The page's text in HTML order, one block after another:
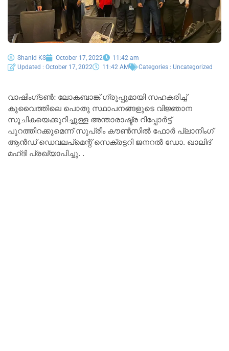
Shanid KS October 17, 2022
11:42 am
Updated : October 17, 2022
11:42 AM Categories : Uncategorized
വാഷിംഗ്ടൺ: ലോകബാങ്ക് ഗ്രൂപ്പുമായി സഹകരിച്ച്
കുവൈത്തിലെ പൊതു സ്ഥാപനങ്ങളുടെ വിജ്ഞാന
സൂചികയെക്കുറിച്ചുള്ള അന്താരാഷ്ട്ര റിപ്പോർട്ട്
പുറത്തിറക്കുമെന്ന് സുപ്രീം കൗൺസിൽ ഫോർ പ്ലാനിംഗ്
ആൻഡ് ഡെവലപ്‌മെന്റ് സെക്രട്ടറി ജനറൽ ഡോ. ഖാലിദ്
മഹ്ദി പ്രഖ്യാപിച്ചു. .